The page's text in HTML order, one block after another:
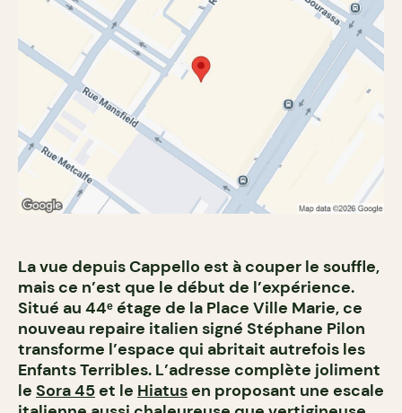
La vue depuis Cappello est à couper le souffle,
mais ce n’est que le début de l’expérience.
Situé au 44ᵉ étage de la Place Ville Marie, ce
nouveau repaire italien signé Stéphane Pilon
transforme l’espace qui abritait autrefois les
Enfants Terribles. L’adresse complète joliment
le Sora 45 et le Hiatus en proposant une escale